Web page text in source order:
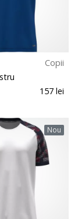
Copii
157 lei
Nou